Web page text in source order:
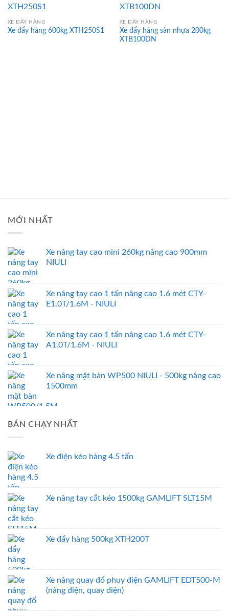
XE ĐẨY HÀNG
Xe đẩy hàng 600kg XTH250S1
XE ĐẨY HÀNG
Xe đẩy hàng sàn nhựa 200kg
XTB100DN
MỚI NHẤT
Xe nâng tay cao mini 260kg nâng cao 900mm
NIULI
Xe nâng tay cao 1 tấn nâng cao 1.6 mét CTY-
E1.0T/1.6M - NIULI
Xe nâng tay cao 1 tấn nâng cao 1.6 mét CTY-
A1.0T/1.6M - NIULI
Xe nâng mặt bàn WP500 NIULI - 500kg nâng cao
1500mm
BÁN CHẠY NHẤT
Xe điện kéo hàng 4.5 tấn
Xe nâng tay cắt kéo 1500kg GAMLIFT SLT15M
Xe đẩy hàng 500kg XTH200T
Xe nâng quay đổ phuy điện GAMLIFT EDT500-M
(nâng điện, quay điện)